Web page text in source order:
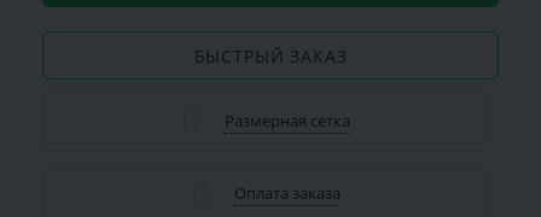
БЫСТРЫЙ ЗАКАЗ
Размерная сетка
Оплата заказа